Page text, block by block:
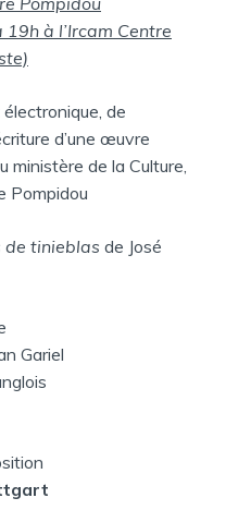
à l’Ircam Centre
de
d’une œuvre
ministère de la Culture,
Pompidou
de tinieblas de José
Gariel